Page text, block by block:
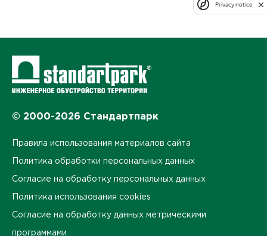
© 2000-2026 Стандартпарк
Правила использования материалов сайта
Политика обработки персональных данных
Согласие на обработку персональных данных
Политика использования cookies
Согласие на обработку данных метрическими
программами
Privacy notice